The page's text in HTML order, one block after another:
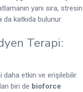
yanı sıra, stresin
katkıda bulunur.
Terapi:
daha etkin ve erişilebilir
biri de bioforce